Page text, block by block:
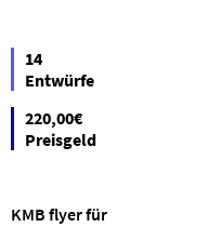
14
Entwürfe
220,00€
Preisgeld
KMB flyer für